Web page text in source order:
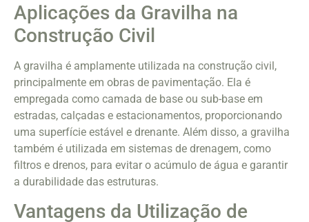
Aplicações da Gravilha na
Construção Civil
A gravilha é amplamente utilizada na construção civil,
principalmente em obras de pavimentação. Ela é
empregada como camada de base ou sub-base em
estradas, calçadas e estacionamentos, proporcionando
uma superfície estável e drenante. Além disso, a gravilha
também é utilizada em sistemas de drenagem, como
filtros e drenos, para evitar o acúmulo de água e garantir
a durabilidade das estruturas.
Vantagens da Utilização de